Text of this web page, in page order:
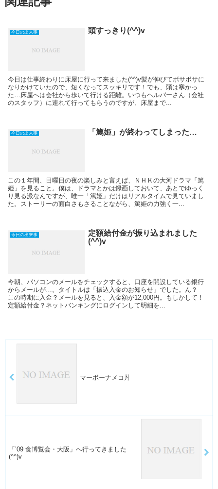
今日の出来事 頭すっきり(^^)v
今日は仕事終わりに床屋に行って来ました(^^)v髪が伸びてボサボサに
なりかけていたので、短くなってスッキリです！でも、頭は寒かっ
た…床屋へは会社から歩いて行ける距離。いつもヘルパーさん（会社
のスタッフ）に連れて行ってもらうのですが、床屋まで...
今日の出来事 「篤姫」が終わってしまった…
この１年間、日曜日の夜の楽しみと言えば、ＮＨＫの大河ドラマ「篤
姫」を見ること。僕は、ドラマとかは録画しておいて、あとでゆっく
り見る派なんですが、唯一「篤姫」だけはリアルタイムで見ていまし
た。ストーリーの面白さもさることながら、篤姫の力強く一...
今日の出来事
定額給付金が振り込まれました
(^^)v
今朝、パソコンのメールをチェックすると、口座を開設している銀行
からメールが…。タイトルは「振込入金のお知らせ」でした。ん？
この時期に入金？メールを見ると、入金額が12,000円。もしかして！
定額給付金？ネットバンキングにログインして明細を...
マーボーナメコ丼
「’09 食博覧会・大阪」へ行ってきました
(^^)v